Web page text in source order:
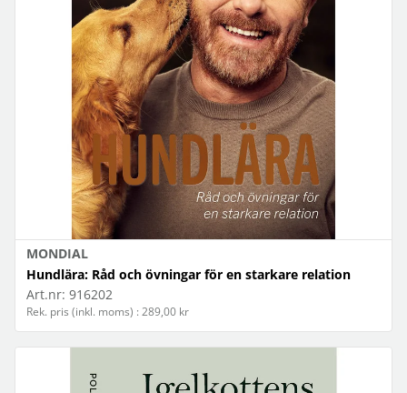
MONDIAL
Hundlära: Råd och övningar för en starkare relation
Art.nr: 916202
Rek. pris (inkl. moms) : 289,00 kr